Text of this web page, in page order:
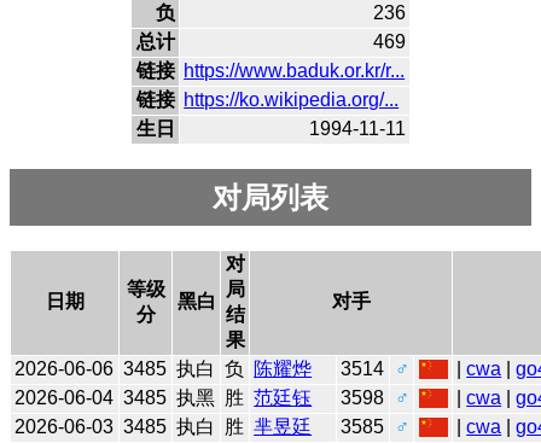
负
236
总计
469
链接 https://www.baduk.or.kr/r...
链接 https://ko.wikipedia.org/...
生日
1994-11-11
对局列表
日期
等级
分
黑白
对
局
结
果
对手
2026-06-06 3485 执白 负 陈耀烨 3514 ♂ |cwa |
2026-06-04 3485 执黑 胜 范廷钰 3598 ♂ |cwa |
2026-06-03 3485 执白 胜 芈昱廷 3585 ♂ |cwa |